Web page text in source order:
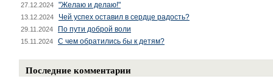
27.12.2024 "Желаю и делаю!"
13.12.2024 Чей успех оставил в сердце радость?
29.11.2024 По пути доброй воли
15.11.2024 С чем обратились бы к детям?
Последние комментарии